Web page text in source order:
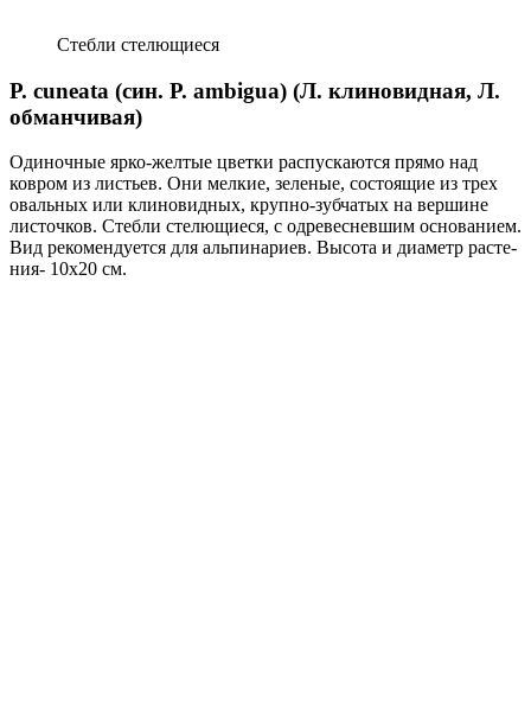
Стебли стелющиеся
P. cuneata (син. P. ambigua) (Л. кли­новидная, Л.
обманчивая)
Одиночные ярко-желтые цветки распускаются прямо над
ковром из листьев. Они мелкие, зеленые, состоящие из трех
овальных или клиновидных, крупно-зубчатых на вершине
листочков. Стебли стелющиеся, с одревесневшим основанием.
Вид рекомендуется для альпинариев. Высота и диаметр расте­
ния- 10х20 см.